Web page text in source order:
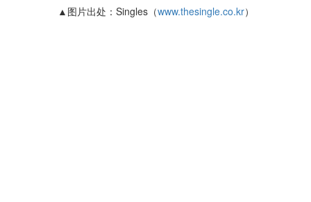
▲图片出处：Singles（www.thesingle.co.kr）